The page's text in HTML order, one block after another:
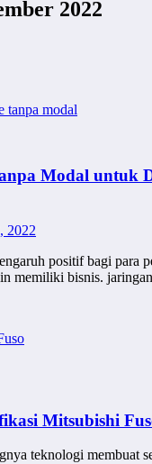
2022
Modal untuk
2022
positif bagi para
memiliki bisnis.
Mitsubishi
teknologi membuat